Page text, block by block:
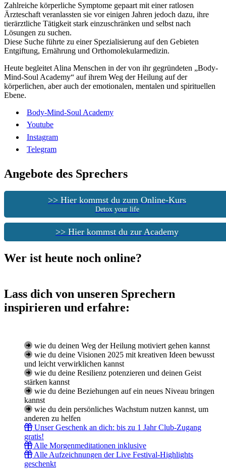
Zahlreiche körperliche Symptome gepaart mit einer ratlosen
Ärzteschaft veranlassten sie vor einigen Jahren jedoch dazu, ihre
tierärztliche Tätigkeit stark einzuschränken und selbst nach
Lösungen zu suchen.
Diese Suche führte zu einer Spezialisierung auf den Gebieten
Entgiftung, Ernährung und Orthomolekularmedizin.
Heute begleitet Alina Menschen in der von ihr gegründeten „Body-
Mind-Soul Academy“ auf ihrem Weg der Heilung auf der
körperlichen, aber auch der emotionalen, mentalen und spirituellen
Ebene.
Body-Mind-Soul Academy
Youtube
Instagram
Telegram
Angebote des Sprechers
>> Hier kommst du zum Online-Kurs
Detox your life
>> Hier kommst du zur Academy
Wer ist heute noch online?
Lass dich von unseren Sprechern
inspirieren und erfahre:
wie du deinen Weg der Heilung motiviert gehen kannst
wie du deine Visionen 2025 mit kreativen Ideen bewusst
und leicht verwirklichen kannst
wie du deine Resilienz potenzieren und deinen Geist
stärken kannst
wie du deine Beziehungen auf ein neues Niveau bringen
kannst
wie du dein persönliches Wachstum nutzen kannst, um
anderen zu helfen
Unser Geschenk an dich: bis zu 1 Jahr Club-Zugang
gratis!
Alle Morgenmeditationen inklusive
Alle Aufzeichnungen der Live Festival-Highlights
geschenkt